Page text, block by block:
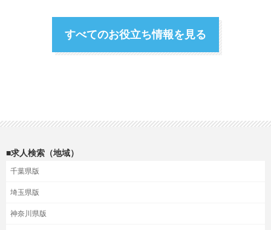
すべてのお役立ち情報を見る
■求人検索（地域）
千葉県版
埼玉県版
神奈川県版